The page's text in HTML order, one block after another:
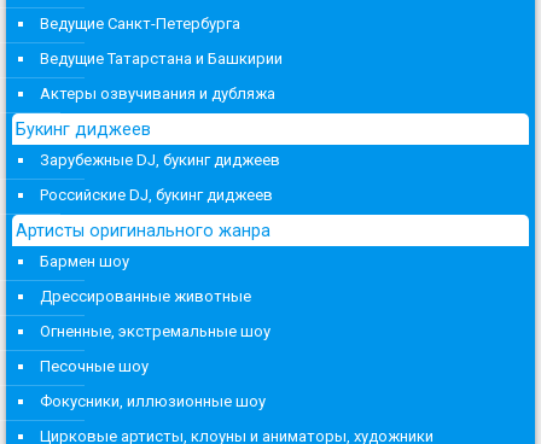
Ведущие Санкт-Петербурга
Ведущие Татарстана и Башкирии
Актеры озвучивания и дубляжа
Букинг диджеев
Зарубежные DJ, букинг диджеев
Российские DJ, букинг диджеев
Артисты оригинального жанра
Бармен шоу
Дрессированные животные
Огненные, экстремальные шоу
Песочные шоу
Фокусники, иллюзионные шоу
Цирковые артисты, клоуны и аниматоры, художники